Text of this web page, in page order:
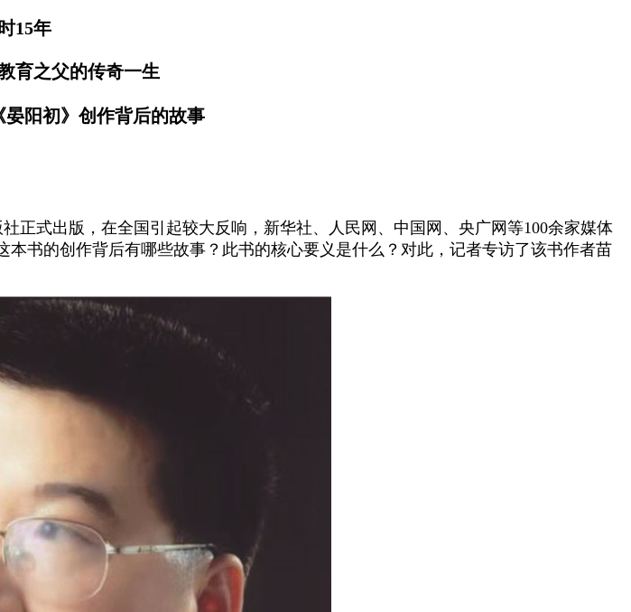
15年
育之父的传奇一生
阳初》创作背后的故事
正式出版，在全国引起较大反响，新华社、人民网、中国网、央广网等100余家媒体
书的创作背后有哪些故事？此书的核心要义是什么？对此，记者专访了该书作者苗